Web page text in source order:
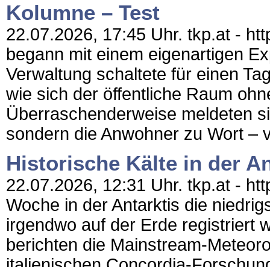
Kolumne – Test
22.07.2026, 17:45 Uhr. tkp.at -
begann mit einem eigenartigen
Verwaltung schaltete für einen
wie sich der öffentliche Raum
Überraschenderweise meldeten
sondern die Anwohner zu Wort –
Historische Kälte in der
22.07.2026, 12:31 Uhr. tkp.at -
Woche in der Antarktis die
irgendwo auf der Erde registriert
berichten die Mainstream-